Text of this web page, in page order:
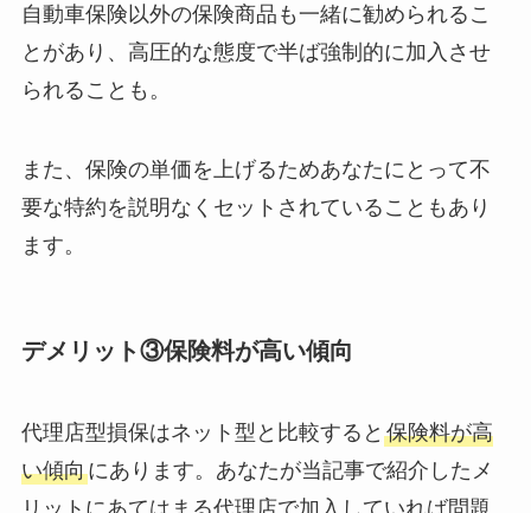
自動車保険以外の保険商品も一緒に勧められるこ
とがあり、高圧的な態度で半ば強制的に加入させ
られることも。
また、保険の単価を上げるためあなたにとって不
要な特約を説明なくセットされていることもあり
ます。
デメリット③保険料が高い傾向
代理店型損保はネット型と比較すると 保険料が高
い傾向にあります。あなたが当記事で紹介したメ
リットにあてはまる代理店で加入していれば問題